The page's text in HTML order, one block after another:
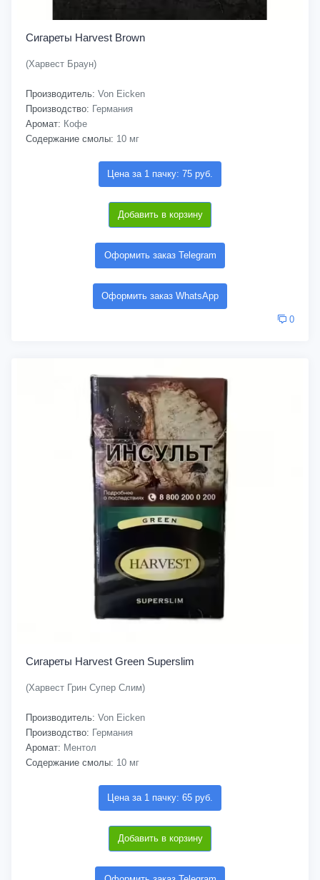
Сигареты Harvest Brown
(Харвест Браун)
Производитель: Von Eicken
Производство: Германия
Аромат: Кофе
Содержание смолы: 10 мг
Цена за 1 пачку: 75 руб.
Добавить в корзину
Оформить заказ Telegram
Оформить заказ WhatsApp
0
Сигареты Harvest Green Superslim
(Харвест Грин Супер Слим)
Производитель: Von Eicken
Производство: Германия
Аромат: Ментол
Содержание смолы: 10 мг
Цена за 1 пачку: 65 руб.
Добавить в корзину